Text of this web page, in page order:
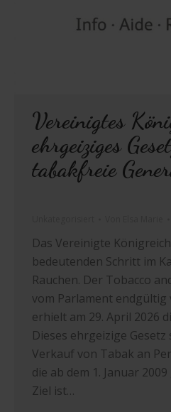
Vereinigtes
ehrgeiziges
tabakfreie
Das Vereinigte
bedeutenden Schritt im
Rauchen. Der Tobacco
vom Parlament endgültig
erhielt am 29. April 2026
Dieses ehrgeizige
Verkauf von Tabak an
die ab dem 1. Januar
Ziel ist…